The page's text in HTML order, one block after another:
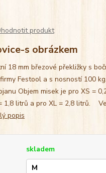
produkt
s obrázkem
18 mm březové překližky s
Festool a s nosností 100
Objem misek je pro XS =
1,8 litrů a pro XL = 2,8 litrů.
popis
skladem